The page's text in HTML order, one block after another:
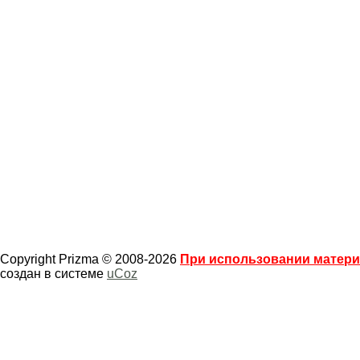
Copyright Prizma © 2008-2026 При использовании
создан в системе uCoz